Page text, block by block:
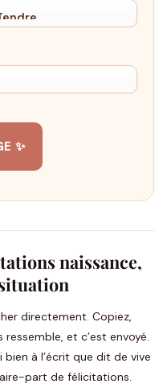
✨
naissance,
directement. Copiez,
et c’est envoyé.
à l’écrit que dit de vive
part de félicitations.